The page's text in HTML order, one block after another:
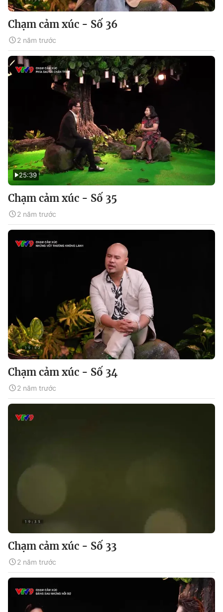
Chạm cảm xúc - Số 36
2 năm trước
25:39
Chạm cảm xúc - Số 35
2 năm trước
Chạm cảm xúc - Số 34
2 năm trước
Chạm cảm xúc - Số 33
2 năm trước